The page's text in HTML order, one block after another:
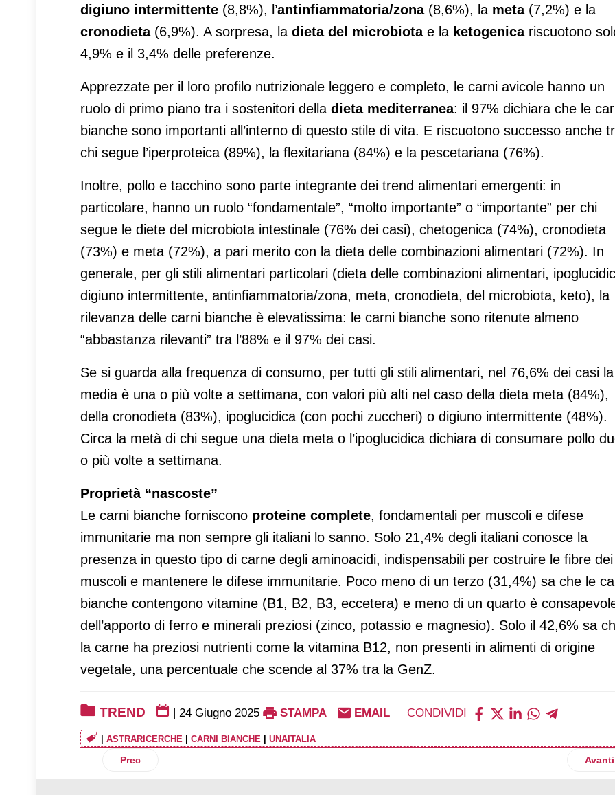
digiuno intermittente (8,8%), l’antinfiammatoria/zona(8,6%), la meta(7,2%) e la
cronodieta(6,9%). A sorpresa, la dieta del microbiotae la ketogenicariscuotono
4,9% e il 3,4% delle preferenze.
Apprezzate per il loro profilo nutrizionale leggero e completo, le carni avicole hanno un
ruolo di primo piano tra i sostenitori della dieta mediterranea: il 97% dichiara che le
bianche sono importanti all’interno di questo stile di vita. E riscuotono successo anche
chi segue l’iperproteica (89%), la flexitariana (84%) e la pescetariana (76%).
Inoltre, pollo e tacchino sono parte integrante dei trend alimentari emergenti: in
particolare, hanno un ruolo “fondamentale”, “molto importante” o “importante” per chi
segue le diete del microbiota intestinale (76% dei casi), chetogenica (74%), cronodieta
(73%) e meta (72%), a pari merito con la dieta delle combinazioni alimentari (72%). In
generale, per gli stili alimentari particolari (dieta delle combinazioni alimentari,
digiuno intermittente, antinfiammatoria/zona, meta, cronodieta, del microbiota, keto), la
rilevanza delle carni bianche è elevatissima: le carni bianche sono ritenute almeno
“abbastanza rilevanti” tra l’88% e il 97% dei casi.
Se si guarda alla frequenza di consumo, per tutti gli stili alimentari, nel 76,6% dei casi la
media è una o più volte a settimana, con valori più alti nel caso della dieta meta (84%),
della cronodieta (83%), ipoglucidica (con pochi zuccheri) o digiuno intermittente (48%).
Circa la metà di chi segue una dieta meta o l’ipoglucidica dichiara di consumare pollo
o più volte a settimana.
Proprietà “nascoste”
Le carni bianche forniscono proteine complete, fondamentali per muscoli e difese
immunitarie ma non sempre gli italiani lo sanno. Solo 21,4% degli italiani conosce la
presenza in questo tipo di carne degli aminoacidi, indispensabili per costruire le fibre dei
muscoli e mantenere le difese immunitarie. Poco meno di un terzo (31,4%) sa che le
bianche contengono vitamine (B1, B2, B3, eccetera) e meno di un quarto è
dell’apporto di ferro e minerali preziosi (zinco, potassio e magnesio). Solo il 42,6% sa
la carne ha preziosi nutrienti come la vitamina B12, non presenti in alimenti di origine
vegetale, una percentuale che scende al 37% tra la GenZ.
TREND | 24 Giugno 2025 STAMPA EMAIL CONDIVIDI
ASTRARICERCHE CARNI BIANCHE UNAITALIA
Articolo precedente: E-commerce, il valore condiviso equivale al 7% del pil italiano
Prec Avanti